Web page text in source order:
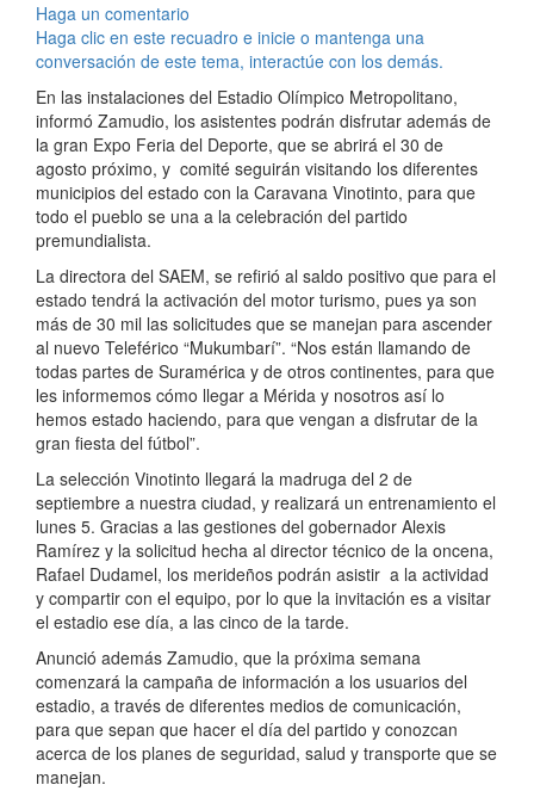
Haga un comentario
Haga clic en este recuadro e inicie o mantenga una
conversación de este tema, interactúe con los demás.
En las instalaciones del Estadio Olímpico Metropolitano,
informó Zamudio, los asistentes podrán disfrutar además de
la gran Expo Feria del Deporte, que se abrirá el 30 de
agosto próximo, y comité seguirán visitando los diferentes
municipios del estado con la Caravana Vinotinto, para que
todo el pueblo se una a la celebración del partido
premundialista.
La directora del SAEM, se refirió al saldo positivo que para el
estado tendrá la activación del motor turismo, pues ya son
más de 30 mil las solicitudes que se manejan para ascender
al nuevo Teleférico “Mukumbarí”. “Nos están llamando de
todas partes de Suramérica y de otros continentes, para que
les informemos cómo llegar a Mérida y nosotros así lo
hemos estado haciendo, para que vengan a disfrutar de la
gran fiesta del fútbol”.
La selección Vinotinto llegará la madruga del 2 de
septiembre a nuestra ciudad, y realizará un entrenamiento el
lunes 5. Gracias a las gestiones del gobernador Alexis
Ramírez y la solicitud hecha al director técnico de la oncena,
Rafael Dudamel, los merideños podrán asistir a la actividad
y compartir con el equipo, por lo que la invitación es a visitar
el estadio ese día, a las cinco de la tarde.
Anunció además Zamudio, que la próxima semana
comenzará la campaña de información a los usuarios del
estadio, a través de diferentes medios de comunicación,
para que sepan que hacer el día del partido y conozcan
acerca de los planes de seguridad, salud y transporte que se
manejan.